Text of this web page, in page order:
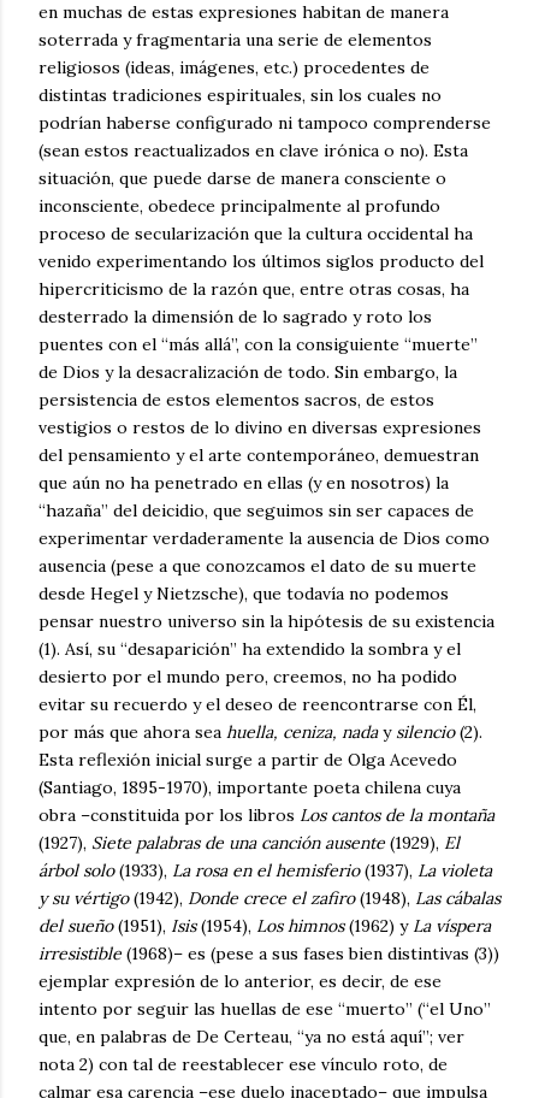
en muchas de estas expresiones habitan de manera
soterrada y fragmentaria una serie de elementos
religiosos (ideas, imágenes, etc.) procedentes de
distintas tradiciones espirituales, sin los cuales no
podrían haberse configurado ni tampoco comprenderse
(sean estos reactualizados en clave irónica o no). Esta
situación, que puede darse de manera consciente o
inconsciente, obedece principalmente al profundo
proceso de secularización que la cultura occidental ha
venido experimentando los últimos siglos producto del
hipercriticismo de la razón que, entre otras cosas, ha
desterrado la dimensión de lo sagrado y roto los
puentes con el “más allá”, con la consiguiente “muerte”
de Dios y la desacralización de todo. Sin embargo, la
persistencia de estos elementos sacros, de estos
vestigios o restos de lo divino en diversas expresiones
del pensamiento y el arte contemporáneo, demuestran
que aún no ha penetrado en ellas (y en nosotros) la
“hazaña” del deicidio, que seguimos sin ser capaces de
experimentar verdaderamente la ausencia de Dios como
ausencia (pese a que conozcamos el dato de su muerte
desde Hegel y Nietzsche), que todavía no podemos
pensar nuestro universo sin la hipótesis de su existencia
(1). Así, su “desaparición” ha extendido la sombra y el
desierto por el mundo pero, creemos, no ha podido
evitar su recuerdo y el deseo de reencontrarse con Él,
por más que ahora sea huella, ceniza, naday silencio(2).
Esta reflexión inicial surge a partir de Olga Acevedo
(Santiago, 1895-1970), importante poeta chilena cuya
obra –constituida por los libros Los cantos de la montaña
(1927), Siete palabras de una canción ausente (1929), El
árbol solo(1933), La rosa en el hemisferio(1937), La violeta
y su vértigo(1942), Donde crece el zafiro(1948), Las cábalas
del sueño(1951), Isis(1954), Los himnos(1962) y La víspera
irresistible (1968)– es (pese a sus fases bien distintivas (3))
ejemplar expresión de lo anterior, es decir, de ese
intento por seguir las huellas de ese “muerto” (“el Uno”
que, en palabras de De Certeau, “ya no está aquí”; ver
nota 2) con tal de reestablecer ese vínculo roto, de
calmar esa carencia –ese duelo inaceptado– que impulsa